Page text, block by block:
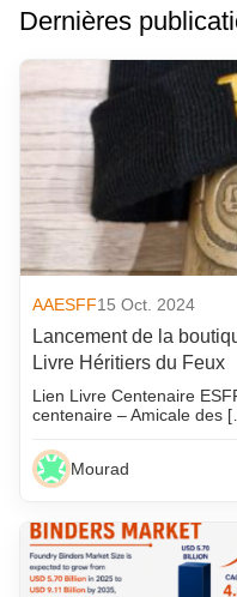
Dernières
AAESFF15 Oct. 2024
Lancement de la
Livre Héritiers du Feux
Lien Livre Centenaire
centenaire – Amicale des
Mourad